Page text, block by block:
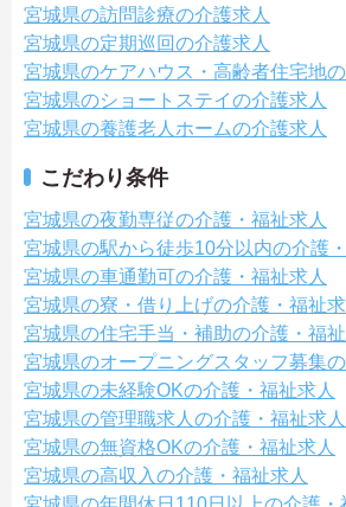
宮城県の訪問診療の介護求人
宮城県の定期巡回の介護求人
宮城県のケアハウス・高齢者住宅地
宮城県のショートステイの介護求人
宮城県の養護老人ホームの介護求人
こだわり条件
宮城県の夜勤専従の介護・福祉求人
宮城県の駅から徒歩10分以内の介護
宮城県の車通勤可の介護・福祉求人
宮城県の寮・借り上げの介護・福祉求
宮城県の住宅手当・補助の介護・福祉
宮城県のオープニングスタッフ募集
宮城県の未経験OKの介護・福祉求人
宮城県の管理職求人の介護・福祉求人
宮城県の無資格OKの介護・福祉求人
宮城県の高収入の介護・福祉求人